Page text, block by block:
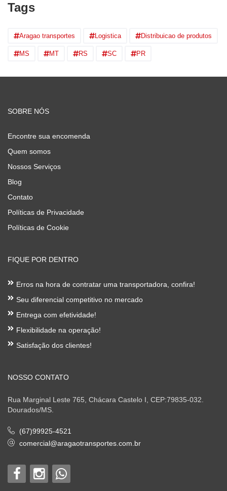
Tags
Aragao transportes Logistica Distribuicao de produtos
MS MT RS SC PR
SOBRE NÓS
Encontre sua encomenda
Quem somos
Nossos Serviços
Blog
Contato
Políticas de Privacidade
Políticas de Cookie
FIQUE POR DENTRO
Erros na hora de contratar uma transportadora, confira!
Seu diferencial competitivo no mercado
Entrega com efetividade!
Flexibilidade na operação!
Satisfação dos clientes!
NOSSO CONTATO
Rua Marginal Leste 765, Chácara Castelo I, CEP:79835-032.
Dourados/MS.
(67)99925-4521
comercial@aragaotransportes.com.br